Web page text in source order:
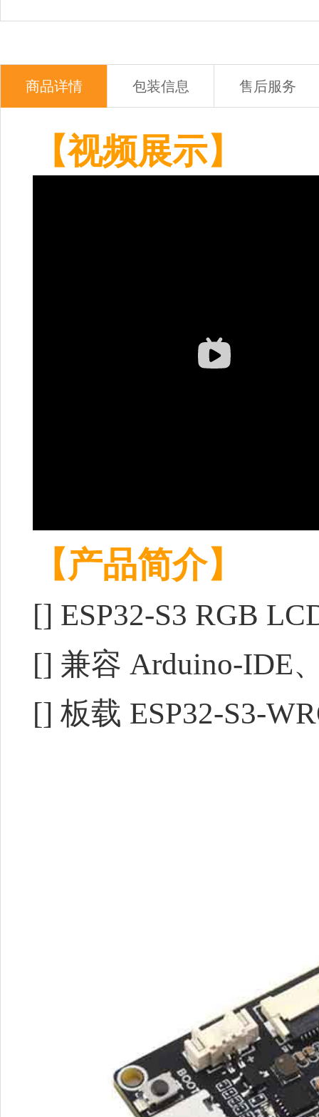
商品详情 包装信息 售后服务
【视频展示】
【产品简介】
[] ESP32-S3 RGB
[] 兼容 Arduino-IDE
[] 板载 ESP32-S3-